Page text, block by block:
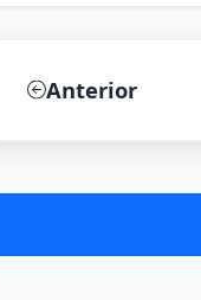
Anterior